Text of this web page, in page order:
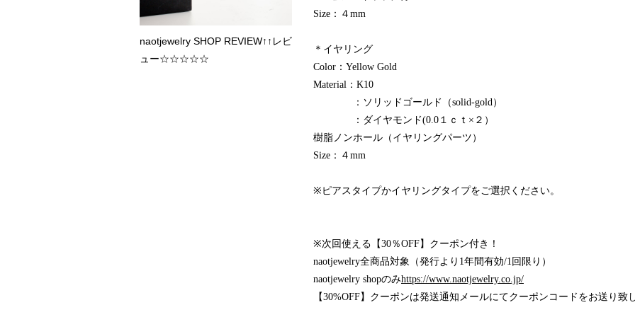
Size：４mm
＊イヤリング
Color：Yellow Gold
Material：K10
：ソリッドゴールド（solid-gold）
：ダイヤモンド(0.0１ｃｔ×２）
樹脂ノンホール（イヤリングパーツ）
Size：４mm
※ピアスタイプかイヤリングタイプをご選択ください。
※次回使える【30％OFF】クーポン付き！
naotjewelry全商品対象（発行より1年間有効/1回限り）
naotjewelry shopのみhttps://www.naotjewelry.co.jp/
【30%OFF】クーポンは発送通知メールにてクーポンコードをお送り致
naotjewelry SHOP REVIEW↑↑レビ
ュー☆☆☆☆☆